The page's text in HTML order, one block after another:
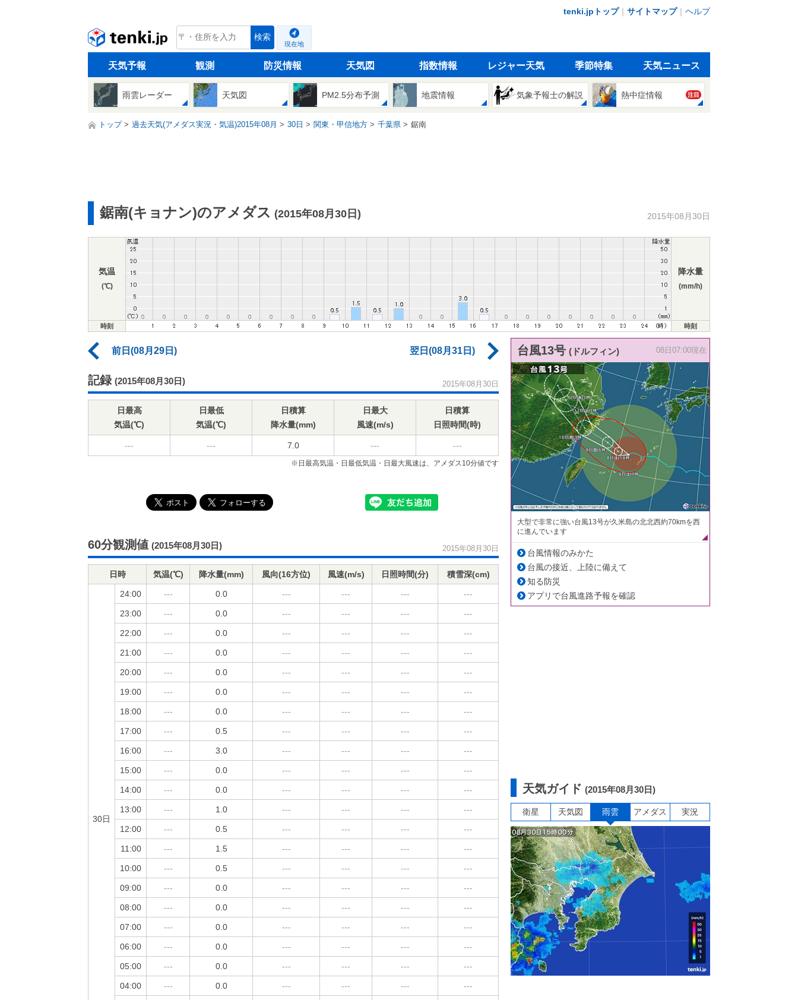
tenki.jpトップ｜ サイトマップ｜ ヘルプ
tenki.jp 検索
現在地
天気予報 観測 防災情報 天気図 指数情報 レジャー天気 季節特集 天気ニュース
雨雲レーダー 天気図 PM2.5分布予測 地震情報 気象予報士の解説 熱中症情報 注目
トップ 過去天気(アメダス実況・気温)2015年08月 30日 関東・甲信地方 千葉県 鋸南
鋸南(キョナン)のアメダス (2015年08月30日) 2015年08月30日
気温
(℃)
降水量
(mm/h)
時刻 時刻
前日(08月29日) 翌日(08月31日)
記録 (2015年08月30日) 2015年08月30日
日最高
気温(℃)
日最低
気温(℃)
日積算
降水量(mm)
日最大
風速(m/s)
日積算
日照時間(時)
--- --- 7.0 --- ---
※日最高気温・日最低気温・日最大風速は、アメダス10分値です
60分観測値 (2015年08月30日) 2015年08月30日
日時 気温(℃) 降水量(mm) 風向(16方位) 風速(m/s) 日照時間(分) 積雪深(cm)
30日
24:00 --- 0.0 --- --- --- ---
23:00 --- 0.0 --- --- --- ---
22:00 --- 0.0 --- --- --- ---
21:00 --- 0.0 --- --- --- ---
20:00 --- 0.0 --- --- --- ---
19:00 --- 0.0 --- --- --- ---
18:00 --- 0.0 --- --- --- ---
17:00 --- 0.5 --- --- --- ---
16:00 --- 3.0 --- --- --- ---
15:00 --- 0.0 --- --- --- ---
14:00 --- 0.0 --- --- --- ---
13:00 --- 1.0 --- --- --- ---
12:00 --- 0.5 --- --- --- ---
11:00 --- 1.5 --- --- --- ---
10:00 --- 0.5 --- --- --- ---
09:00 --- 0.0 --- --- --- ---
08:00 --- 0.0 --- --- --- ---
07:00 --- 0.0 --- --- --- ---
06:00 --- 0.0 --- --- --- ---
05:00 --- 0.0 --- --- --- ---
04:00 --- 0.0 --- --- --- ---
台風13号 (ドルフィン) 08日07:00現在
大型で非常に強い台風13号が久米島の北北西約70kmを西
に進んでいます
台風情報のみかた
台風の接近、上陸に備えて
知る防災
アプリで台風進路予報を確認
天気ガイド (2015年08月30日)
衛星 天気図 雨雲 アメダス 実況